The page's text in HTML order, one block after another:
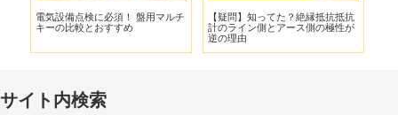
電気設備点検に必須！ 盤用マルチ
キーの比較とおすすめ
【疑問】知ってた？絶縁抵抗抵抗
計のライン側とアース側の極性が
逆の理由
サイト内検索